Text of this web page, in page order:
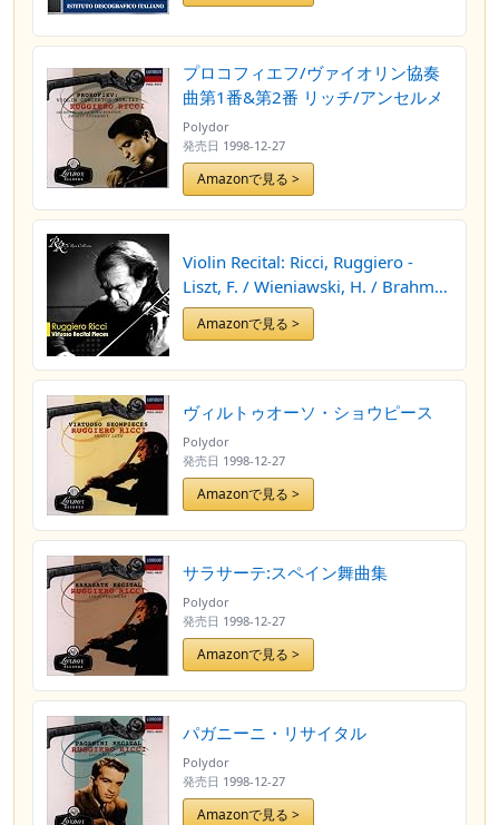
プロコフィエフ/ヴァイオリン協奏
曲第1番&第2番 リッチ/アンセルメ
Polydor
発売日 1998-12-27
Amazonで見る >
Violin Recital: Ricci, Ruggiero -
Liszt, F. / Wieniawski, H. / Brahms,
J. / Locatelli, P.A. / Paganini, N. /
Kreisler, F. (Virtuoso Recital)
Amazonで見る >
ヴィルトゥオーソ・ショウピース
Polydor
発売日 1998-12-27
Amazonで見る >
サラサーテ:スペイン舞曲集
Polydor
発売日 1998-12-27
Amazonで見る >
パガニーニ・リサイタル
Polydor
発売日 1998-12-27
Amazonで見る >